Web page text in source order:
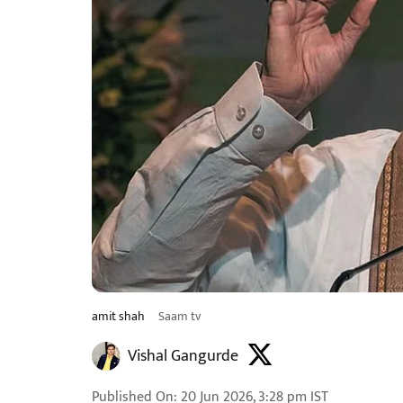
amit shah Saam tv
Vishal Gangurde
Published On: 20 Jun 2026, 3:28 pm IST